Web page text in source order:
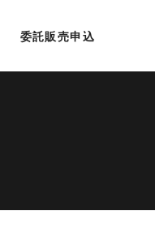
委託販売申込